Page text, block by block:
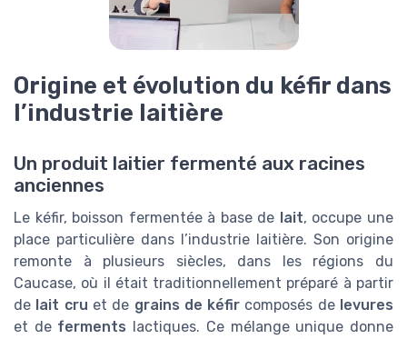
Origine et évolution du kéfir dans
l’industrie laitière
Un produit laitier fermenté aux racines
anciennes
Le kéfir, boisson fermentée à base de lait, occupe une
place particulière dans l’industrie laitière. Son origine
remonte à plusieurs siècles, dans les régions du
Caucase, où il était traditionnellement préparé à partir
de lait cru et de grains de kéfir composés de levures
et de ferments lactiques. Ce mélange unique donne